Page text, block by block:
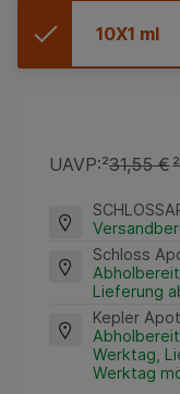
10X1 ml
UAVP:²31,55 €²
Schloss
Lieferung
Kepler
Werktag,
Werktag